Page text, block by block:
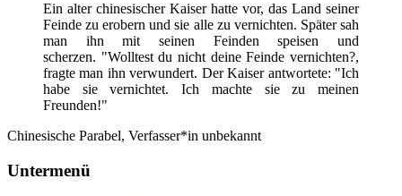
Ein alter chinesischer Kaiser hatte vor, das Land seiner
Feinde zu erobern und sie alle zu vernichten. Später sah
man ihn mit seinen Feinden speisen und
scherzen. "Wolltest du nicht deine Feinde vernichten?,
fragte man ihn verwundert. Der Kaiser antwortete: "Ich
habe sie vernichtet. Ich machte sie zu meinen
Freunden!"
Chinesische Parabel, Verfasser*in unbekannt
Untermenü